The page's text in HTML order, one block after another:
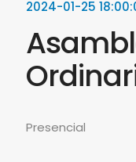
2024-01-25
Presencial